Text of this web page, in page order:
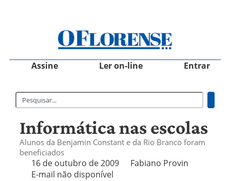
Assine Ler on-line Entrar
Informática nas escolas
Alunos da Benjamin Constant e da Rio Branco foram
beneficiados
16 de outubro de 2009
Fabiano Provin
E-mail não disponível